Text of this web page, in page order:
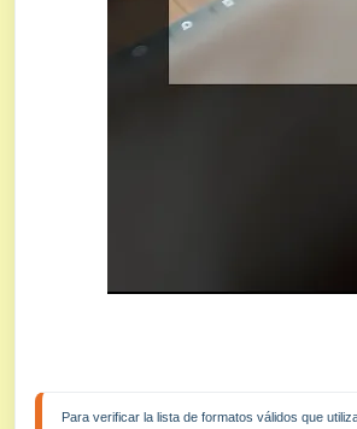
Para verificar la lista de formatos válidos que